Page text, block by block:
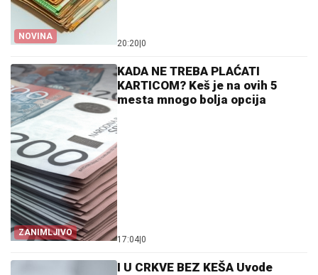
NOVINA
20:20 0
ZANIMLJIVO
KADA NE TREBA PLAĆATI
KARTICOM? Keš je na ovih 5
mesta mnogo bolja opcija
17:04 0
I U CRKVE BEZ KEŠA Uvode